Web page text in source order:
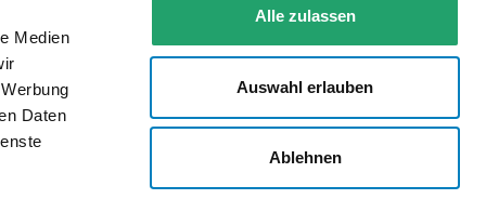
Medien
Daten
Alle zulassen
Auswahl erlauben
Ablehnen
Testzugang